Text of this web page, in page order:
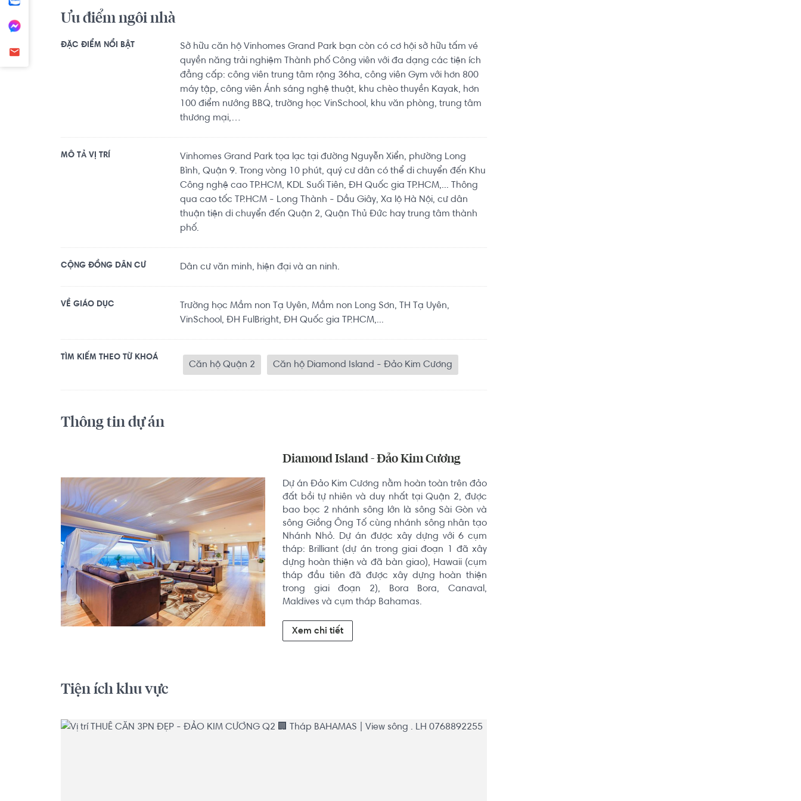
Facebook: https://www.facebook.com/hang.soojoon/
Youtube: / @hanghoangrealtor
Ưu điểm ngôi nhà
ĐẶC ĐIỂM NỔI BẬT
Sở hữu căn hộ Vinhomes Grand Park bạn còn có cơ hội sở hữu tấm vé
quyền năng trải nghiệm Thành phố Công viên với đa dạng các tiện ích
đẳng cấp: công viên trung tâm rộng 36ha, công viên Gym với hơn 800
máy tập, công viên Ánh sáng nghệ thuật, khu chèo thuyền Kayak, hơn
100 điểm nướng BBQ, trường học VinSchool, khu văn phòng, trung tâm
thương mại,…
MÔ TẢ VỊ TRÍ
Vinhomes Grand Park tọa lạc tại đường Nguyễn Xiển, phường Long
Bình, Quận 9. Trong vòng 10 phút, quý cư dân có thể di chuyển đến Khu
Công nghệ cao TP.HCM, KDL Suối Tiên, ĐH Quốc gia TP.HCM,... Thông
qua cao tốc TP.HCM - Long Thành - Dầu Giây, Xa lộ Hà Nội, cư dân
thuận tiện di chuyển đến Quận 2, Quận Thủ Đức hay trung tâm thành
phố.
CỘNG ĐỒNG DÂN CƯ Dân cư văn minh, hiện đại và an ninh.
VỀ GIÁO DỤC
Trường học Mầm non Tạ Uyên, Mầm non Long Sơn, TH Tạ Uyên,
VinSchool, ĐH FulBright, ĐH Quốc gia TP.HCM,...
TÌM KIẾM THEO TỪ KHOÁ
Căn hộ Quận 2 Căn hộ Diamond Island - Đảo Kim Cương
Thông tin dự án
Diamond Island - Đảo Kim Cương
Dự án Đảo Kim Cương nằm hoàn toàn trên đảo
đất bồi tự nhiên và duy nhất tại Quận 2, được
bao bọc 2 nhánh sông lớn là sông Sài Gòn và
sông Giồng Ông Tố cùng nhánh sông nhân tạo
Nhánh Nhỏ. Dự án được xây dựng với 6 cụm
tháp: Brilliant (dự án trong giai đoạn 1 đã xây
dựng hoàn thiện và đã bàn giao), Hawaii (cụm
tháp đầu tiên đã được xây dựng hoàn thiện
trong giai đoạn 2), Bora Bora, Canaval,
Maldives và cụm tháp Bahamas.
Xem chi tiết
Tiện ích khu vực